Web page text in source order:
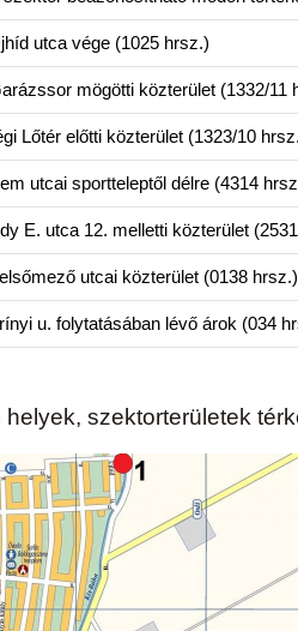
utca vége (1025 hrsz.)
mögötti közterület (1332/11
Lőtér előtti közterület (1323/10
utcai sportteleptől délre (4314
E. utca 12. melletti közterület
utcai közterület (0138 hrsz.)
u. folytatásában lévő árok (034
szektorterületek